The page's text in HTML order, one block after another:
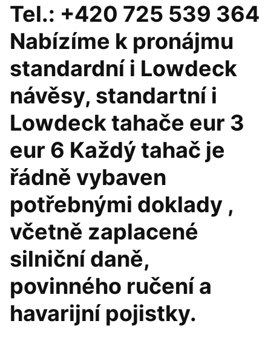
Tel.: +420 725 539 364
Nabízíme k pronájmu
standardní i Lowdeck
návěsy, standartní i
Lowdeck tahače eur 3
eur 6 Každý tahač je
řádně vybaven
potřebnými doklady ,
včetně zaplacené
silniční daně,
povinného ručení a
havarijní pojistky.